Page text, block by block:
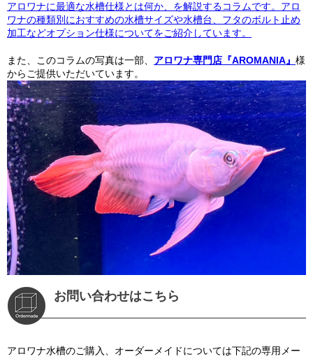
アロワナに最適な水槽仕様とは何か、を解説するコラムです。アロ
ワナの種類別におすすめの水槽サイズや水槽台、フタのボルト止め
加工などオプション仕様についてをご紹介しています。
また、このコラムの写真は一部、 アロワナ専門店『AROMANIA』 様
からご提供いただいています。
お問い合わせはこちら
アロワナ水槽のご購入、オーダーメイドについては下記の専用メー